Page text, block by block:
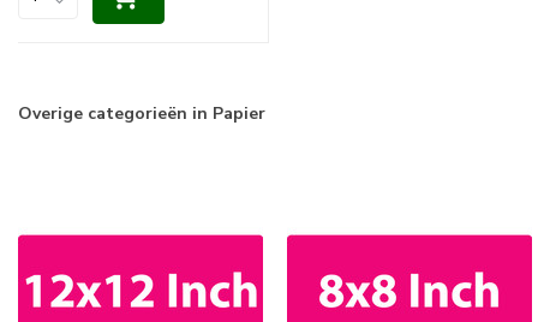
Overige categorieën in Papier